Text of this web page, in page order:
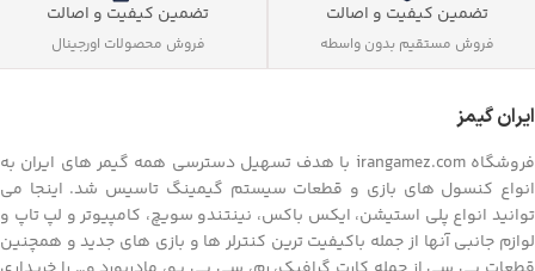
تضمین کیفیت و اصالت
فروش مستقیم بدون واسطه
تضمین کیفیت و اصالت
فروش محصولات اورجینال
ایران گیمز
فروشگاه irangamez.com با هدف تسهیل دسترسی همه گیمر های ایران به
انواع کنسول های بازی و قطعات سیستم گیمینگ تاسیس شد. اینجا می
توانید انواع پلی استیشن، ایکس باکس، نینتندو سویچ، کامپیوتر و لپ تاپ و
لوازم جانبی آنها از جمله باکیفیت ترین کنترلر ها و بازی های جدید و همچنین